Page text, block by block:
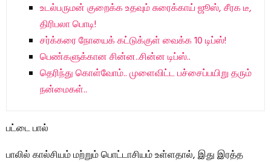
உடல்பருமன் குறைக்க உதவும் சுரைக்காய் ஜூஸ், சீரக டீ,
திரிபலா பொடி!
சர்க்கரை நோயைக் கட்டுக்குள் வைக்க 10 டிப்ஸ்!
பெண்களுக்கான சின்ன..சின்ன டிப்ஸ்..
தெரிந்து கொள்வோம்.. முளைவிட்ட பச்சைப்பயிறு தரும்
நன்மைகள்..
பட்டை பால்
பாலில் கால்சியம் மற்றும் பொட்டாசியம் உள்ளதால், இது இரத்த